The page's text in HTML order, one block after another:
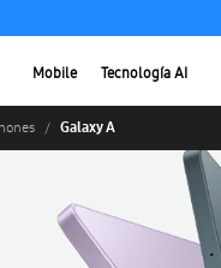
Mobile Tecnología AI
Galaxy A